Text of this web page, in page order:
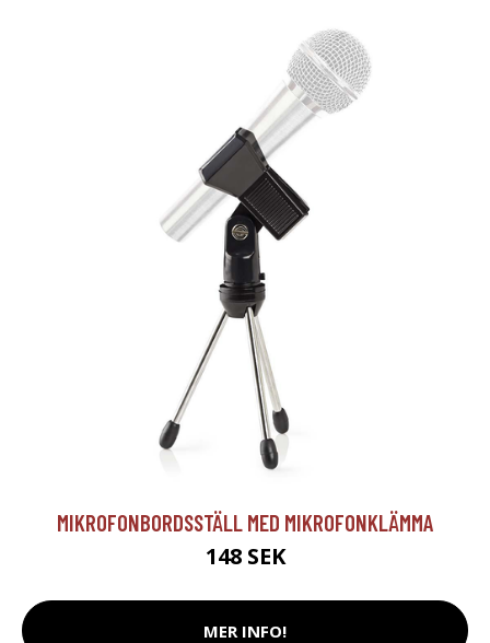
MIKROFONBORDSSTÄLL MED MIKROFONKLÄMMA
148 SEK
MER INFO!